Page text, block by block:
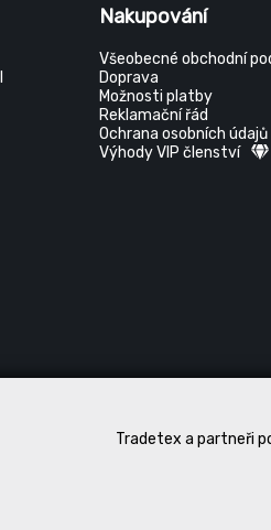
Tradetex a partneři
Nakupování
Všeobecné obchodní
Doprava
Možnosti platby
Reklamační řád
Ochrana osobních údajů
Výhody VIP členství